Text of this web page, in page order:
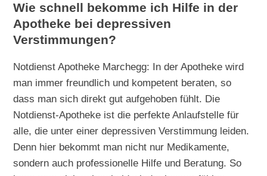
Wie schnell bekomme ich Hilfe in der
Apotheke bei depressiven
Verstimmungen?
Notdienst Apotheke Marchegg: In der Apotheke wird
man immer freundlich und kompetent beraten, so
dass man sich direkt gut aufgehoben fühlt. Die
Notdienst-Apotheke ist die perfekte Anlaufstelle für
alle, die unter einer depressiven Verstimmung leiden.
Denn hier bekommt man nicht nur Medikamente,
sondern auch professionelle Hilfe und Beratung. So